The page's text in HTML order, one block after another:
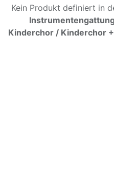
Kein Produkt definiert in
Kinderchor / Kinderchor